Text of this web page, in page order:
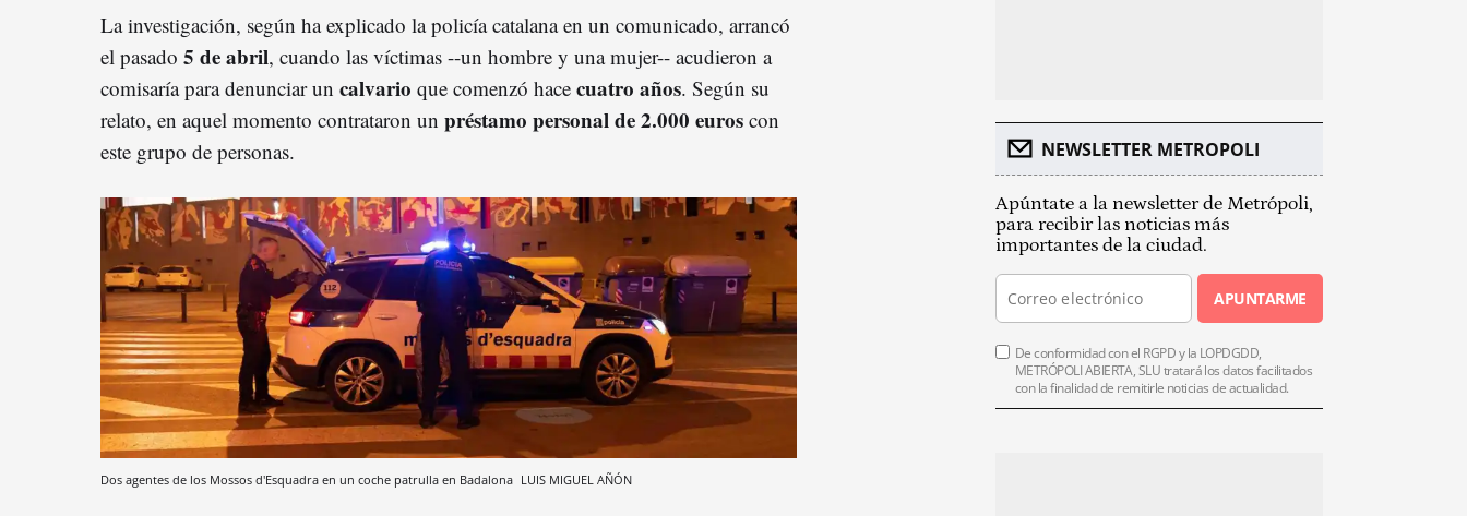
La investigación, según ha explicado la policía catalana en un comunicado, arrancó
el pasado 5 de abril, cuando las víctimas --un hombre y una mujer-- acudieron a
comisaría para denunciar un calvario que comenzó hace cuatro años. Según su
relato, en aquel momento contrataron un préstamo personal de 2.000 euros con
este grupo de personas.
Dos agentes de los Mossos d'Esquadra en un coche patrulla en Badalona LUIS MIGUEL AÑÓN
NEWSLETTER METROPOLI
Apúntate a la newsletter de Metrópoli,
para recibir las noticias más
importantes de la ciudad.
APUNTARME
De conformidad con el RGPD y la LOPDGDD,
METRÓPOLI ABIERTA, SLU tratará los datos facilitados
con la finalidad de remitirle noticias de actualidad.